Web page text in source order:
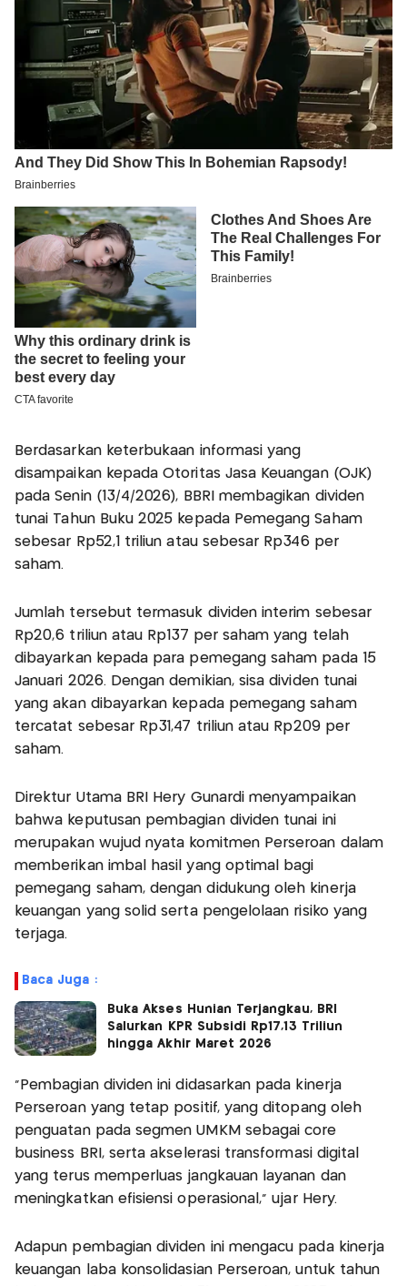
Berdasarkan keterbukaan informasi yang
disampaikan kepada Otoritas Jasa Keuangan (OJK)
pada Senin (13/4/2026), BBRI membagikan dividen
tunai Tahun Buku 2025 kepada Pemegang Saham
sebesar Rp52,1 triliun atau sebesar Rp346 per
saham.
Jumlah tersebut termasuk dividen interim sebesar
Rp20,6 triliun atau Rp137 per saham yang telah
dibayarkan kepada para pemegang saham pada 15
Januari 2026. Dengan demikian, sisa dividen tunai
yang akan dibayarkan kepada pemegang saham
tercatat sebesar Rp31,47 triliun atau Rp209 per
saham.
Direktur Utama BRI Hery Gunardi menyampaikan
bahwa keputusan pembagian dividen tunai ini
merupakan wujud nyata komitmen Perseroan dalam
memberikan imbal hasil yang optimal bagi
pemegang saham, dengan didukung oleh kinerja
keuangan yang solid serta pengelolaan risiko yang
terjaga.
Baca Juga :
Buka Akses Hunian Terjangkau, BRI
Salurkan KPR Subsidi Rp17,13 Triliun
hingga Akhir Maret 2026
“Pembagian dividen ini didasarkan pada kinerja
Perseroan yang tetap positif, yang ditopang oleh
penguatan pada segmen UMKM sebagai core
business BRI, serta akselerasi transformasi digital
yang terus memperluas jangkauan layanan dan
meningkatkan efisiensi operasional,” ujar Hery.
Adapun pembagian dividen ini mengacu pada kinerja
keuangan laba konsolidasian Perseroan, untuk tahun